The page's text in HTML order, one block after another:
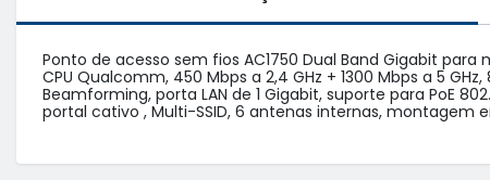
Ponto de acesso sem fios AC1750 Dual Band Gigabit
CPU Qualcomm, 450 Mbps a 2,4 GHz + 1300 Mbps a 5
Beamforming, porta LAN de 1 Gigabit, suporte para PoE